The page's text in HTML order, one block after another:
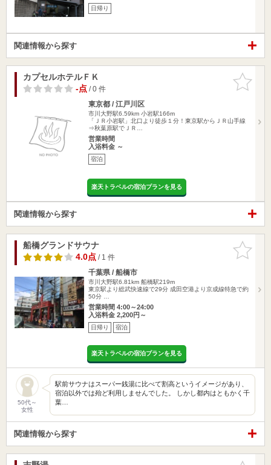
日帰り
関連情報から探す
お気に入
りに追加
カプセルホテルＦＫ
-点/ 0 件
東京都 / 江戸川区
市川大野駅6.59km 小岩駅166m
「ＪＲ小岩駅」北口より徒歩１分！東京駅からＪＲ山手線
⇒秋葉原駅でＪＲ…
営業時間
入浴料金 ～
宿泊
楽天トラベルの宿泊プランを見る
関連情報から探す
お気に入
りに追加
船橋グランドサウナ
4.0点/ 1 件
千葉県 / 船橋市
市川大野駅6.81km 船橋駅219m
東京駅より総武快速線で29分 成田空港より京成線特急で約
50分 …
営業時間 4:00～24:00
入浴料金 2,200円～
日帰り 宿泊
楽天トラベルの宿泊プランを見る
50代～
女性
駅前サウナはスーパー銭湯に比べて割高というイメージがあり、
宿泊以外では殆ど利用しませんでした。 しかし都内はともかく千
葉…
関連情報から探す